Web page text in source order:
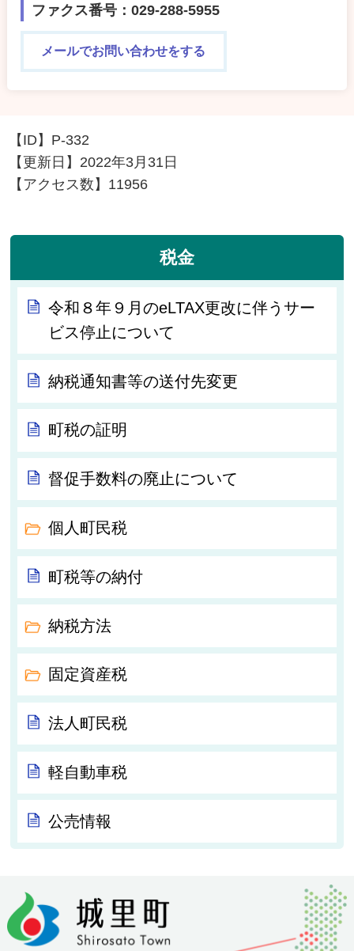
ファクス番号：029-288-5955
メールでお問い合わせをする
【ID】 P-332
【更新日】 2022年3月31日
【アクセス数】 11956
税金
令和８年９月のeLTAX更改に伴うサー
ビス停止について
納税通知書等の送付先変更
町税の証明
督促手数料の廃止について
個人町民税
町税等の納付
納税方法
固定資産税
法人町民税
軽自動車税
公売情報